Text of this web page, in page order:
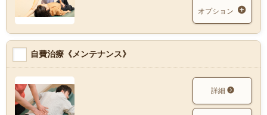
オプション
自費治療《メンテナンス》
詳細